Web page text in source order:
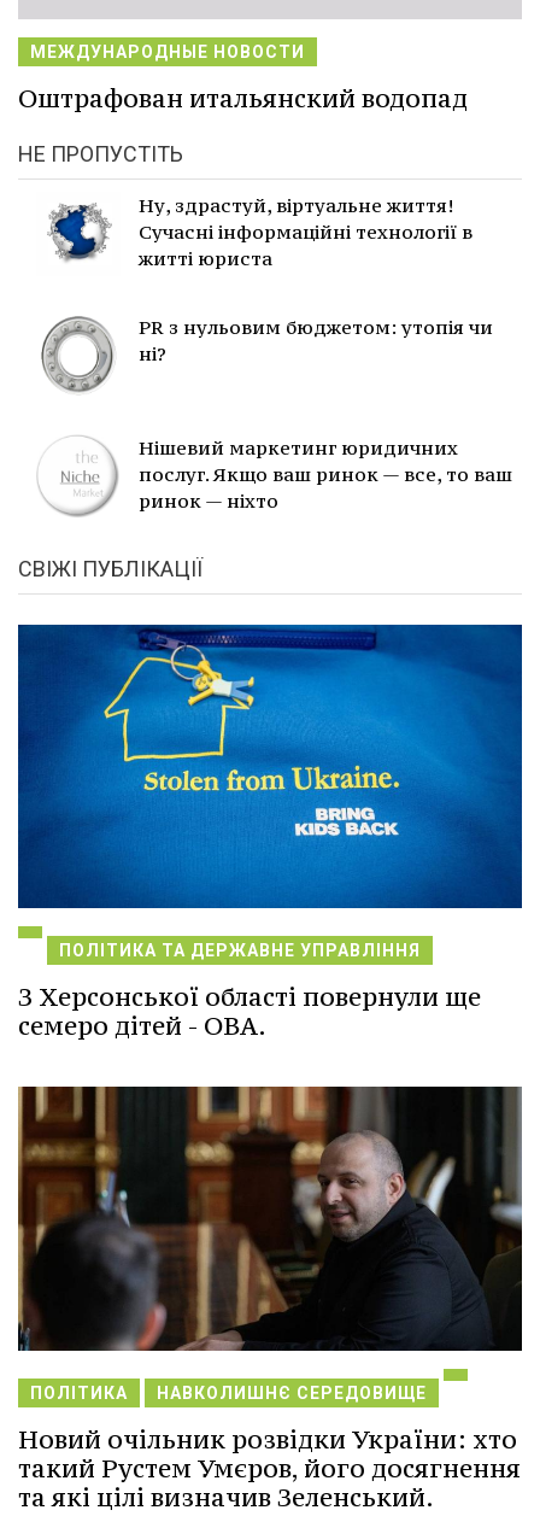
МЕЖДУНАРОДНЫЕ НОВОСТИ
Оштрафован итальянский водопад
НЕ ПРОПУСТІТЬ
Ну, здрастуй, віртуальне життя!
Сучасні інформаційні технології в
житті юриста
PR з нульовим бюджетом: утопія чи
ні?
Нішевий маркетинг юридичних
послуг. Якщо ваш ринок — все, то ваш
ринок — ніхто
СВІЖІ ПУБЛІКАЦІЇ
ПОЛІТИКА ТА ДЕРЖАВНЕ УПРАВЛІННЯ
З Херсонської області повернули ще
семеро дітей - ОВА.
ПОЛІТИКА НАВКОЛИШНЄ СЕРЕДОВИЩЕ
Новий очільник розвідки України: хто
такий Рустем Умєров, його досягнення
та які цілі визначив Зеленський.